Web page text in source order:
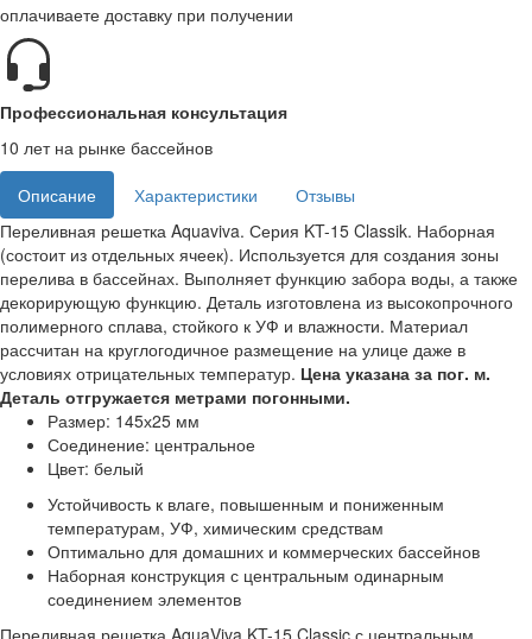
оплачиваете доставку при получении
Профессиональная консультация
10 лет на рынке бассейнов
Описание
Характеристики
Отзывы
Переливная решетка Aquaviva. Серия KT-15 Classik. Наборная
(состоит из отдельных ячеек). Используется для создания зоны
перелива в бассейнах. Выполняет функцию забора воды, а также
декорирующую функцию. Деталь изготовлена из высокопрочного
полимерного сплава, стойкого к УФ и влажности. Материал
рассчитан на круглогодичное размещение на улице даже в
условиях отрицательных температур. Цена указана за пог. м.
Деталь отгружается метрами погонными.
Размер: 145х25 мм
Соединение: центральное
Цвет: белый
Устойчивость к влаге, повышенным и пониженным
температурам, УФ, химическим средствам
Оптимально для домашних и коммерческих бассейнов
Наборная конструкция с центральным одинарным
соединением элементов
Переливная решетка AquaViva KT-15 Classic с центральным